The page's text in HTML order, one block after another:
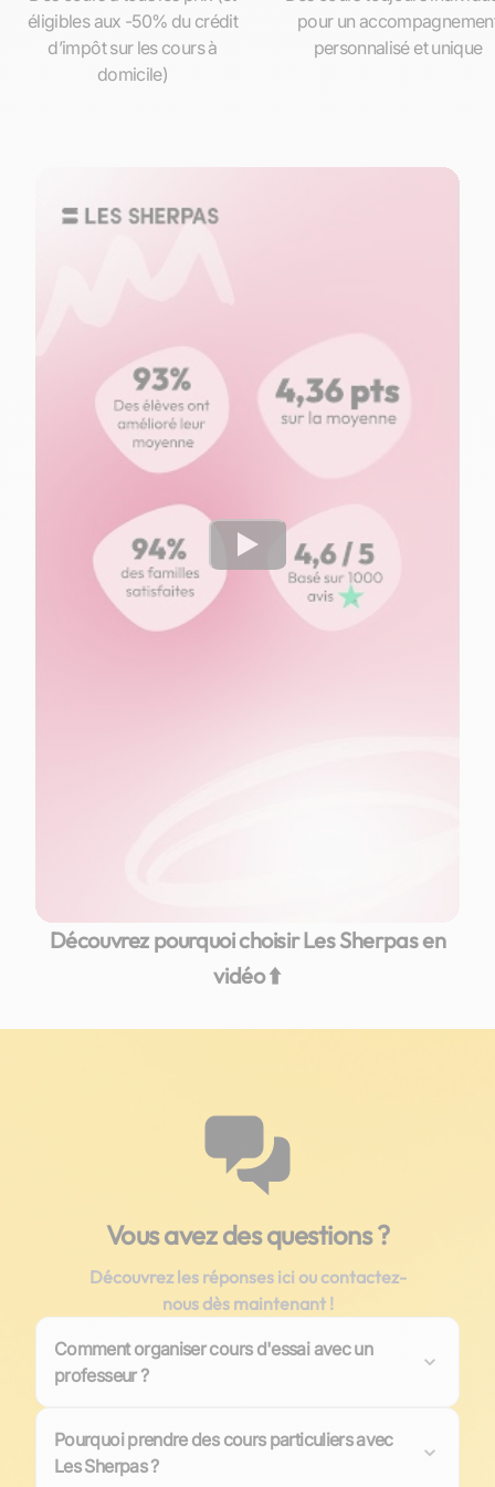
éligibles aux -50% du crédit
d’impôt sur les cours à
domicile)
pour un
personnalisé et unique
Watch
Découvrez pourquoi choisir Les Sherpas en
vidéo ⬆️
Vous avez des questions ?
Découvrez les réponses ici ou contactez-
nous dès maintenant !
Comment organiser cours d'essai avec un
professeur ?
de "demander un cours d'essai". Confirmer alors la
matière, le niveau et choisissez un créneau horaire
Pourquoi prendre des cours particuliers avec
Les Sherpas ?